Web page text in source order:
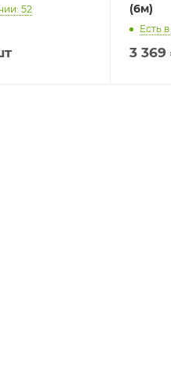
52
(6м)
Есть
3 369